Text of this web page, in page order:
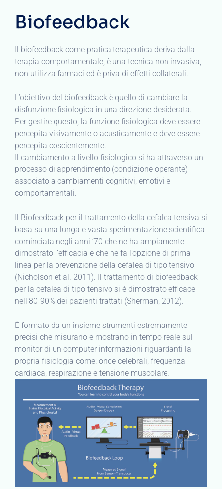
Biofeedback
Il biofeedback come pratica terapeutica deriva dalla
terapia comportamentale, è una tecnica non invasiva,
non utilizza farmaci ed è priva di effetti collaterali.
L’obiettivo del biofeedback è quello di cambiare la
disfunzione fisiologica in una direzione desiderata.
Per gestire questo, la funzione fisiologica deve essere
percepita visivamente o acusticamente e deve essere
percepita coscientemente.
Il cambiamento a livello fisiologico si ha attraverso un
processo di apprendimento (condizione operante)
associato a cambiamenti cognitivi, emotivi e
comportamentali.
Il Biofeedback per il trattamento della cefalea tensiva si
basa su una lunga e vasta sperimentazione scientifica
cominciata negli anni ’70 che ne ha ampiamente
dimostrato l’efficacia e che ne fa l’opzione di prima
linea per la prevenzione della cefalea di tipo tensivo
(Nicholson et al. 2011). Il trattamento di biofeedback
per la cefalea di tipo tensivo si è dimostrato efficace
nell’80-90% dei pazienti trattati (Sherman, 2012).
È formato da un insieme strumenti estremamente
precisi che misurano e mostrano in tempo reale sul
monitor di un computer informazioni riguardanti la
propria fisiologia come: onde celebrali, frequenza
cardiaca, respirazione e tensione muscolare.